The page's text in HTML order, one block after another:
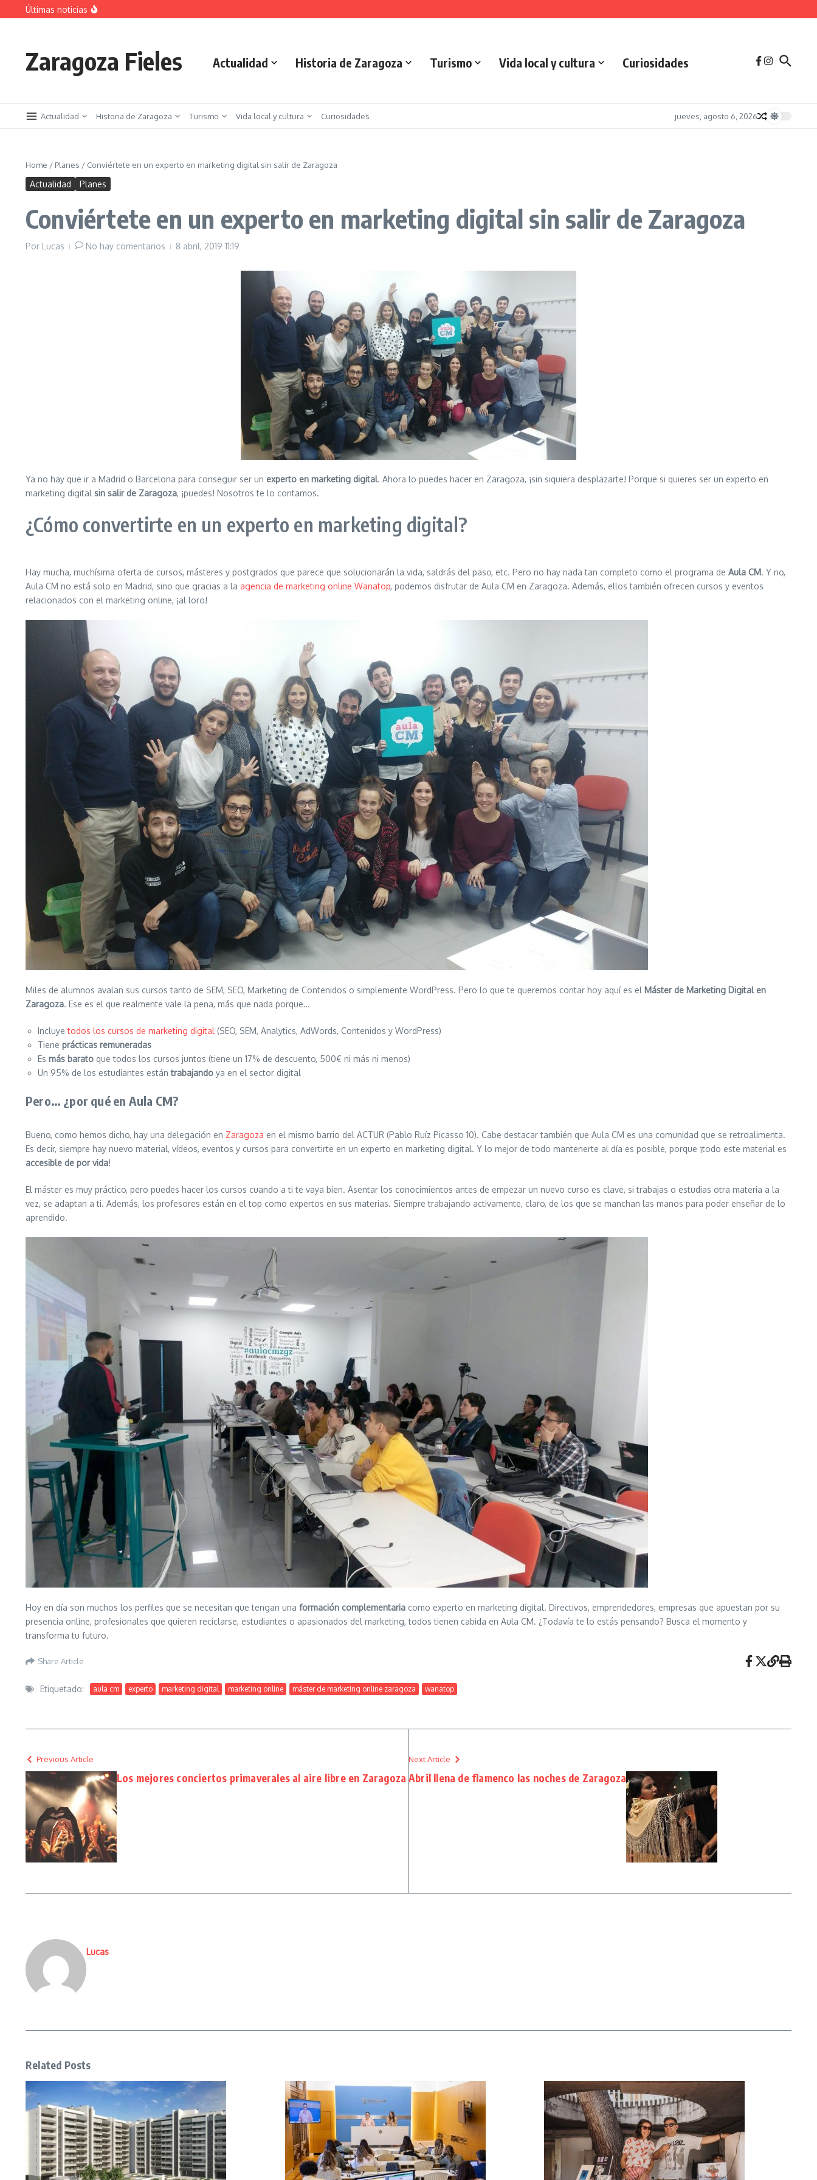
Saltar al contenido
Últimas noticias
Descubre el Parque del Agua Luis Buñuel: tu oasis urbano en Zaragoza
Zaragoza Fieles Actualidad Historia de Zaragoza Turismo Vida local y cultura Curiosidades
Actualidad Historia de Zaragoza Turismo Vida local y cultura Curiosidades jueves, agosto 6, 2026
Home / Planes / Conviértete en un experto en marketing digital sin salir de Zaragoza
Actualidad Planes
Conviértete en un experto en marketing digital sin salir de Zaragoza
Por Lucas No hay comentarios 8 abril, 2019 11:19
Ya no hay que ir a Madrid o Barcelona para conseguir ser un experto en marketing digital. Ahora lo puedes hacer en Zaragoza, ¡sin siquiera desplazarte! Porque si quieres ser un experto en
marketing digital sin salir de Zaragoza, ¡puedes! Nosotros te lo contamos.
¿Cómo convertirte en un experto en marketing digital?
Hay mucha, muchísima oferta de cursos, másteres y postgrados que parece que solucionarán la vida, saldrás del paso, etc. Pero no hay nada tan completo como el programa de Aula CM. Y no,
Aula CM no está solo en Madrid, sino que gracias a la agencia de marketing online Wanatop, podemos disfrutar de Aula CM en Zaragoza. Además, ellos también ofrecen cursos y eventos
relacionados con el marketing online, ¡al loro!
Miles de alumnos avalan sus cursos tanto de SEM, SEO, Marketing de Contenidos o simplemente WordPress. Pero lo que te queremos contar hoy aquí es el Máster de Marketing Digital en
Zaragoza. Ese es el que realmente vale la pena, más que nada porque…
Incluyetodos los cursos de marketing digital (SEO, SEM, Analytics, AdWords, Contenidos y WordPress)
Tiene prácticas remuneradas
Es más barato que todos los cursos juntos (tiene un 17% de descuento, 500€ ni más ni menos)
Un 95% de los estudiantes estántrabajando ya en el sector digital
Pero… ¿por qué en Aula CM?
Bueno, como hemos dicho, hay una delegación en Zaragoza en el mismo barrio del ACTUR (Pablo Ruíz Picasso 10). Cabe destacar también que Aula CM es una comunidad que se retroalimenta.
Es decir, siempre hay nuevo material, vídeos, eventos y cursos para convertirte en un experto en marketing digital. Y lo mejor de todo mantenerte al día es posible, porque ¡todo este material es
accesible de por vida!
El máster es muy práctico, pero puedes hacer los cursos cuando a ti te vaya bien. Asentar los conocimientos antes de empezar un nuevo curso es clave, si trabajas o estudias otra materia a la
vez, se adaptan a ti. Además, los profesores están en el top como expertos en sus materias. Siempre trabajando activamente, claro, de los que se manchan las manos para poder enseñar de lo
aprendido.
Hoy en día son muchos los perfiles que se necesitan que tengan una formación complementaria como experto en marketing digital. Directivos, emprendedores, empresas que apuestan por su
presencia online, profesionales que quieren reciclarse, estudiantes o apasionados del marketing, todos tienen cabida en Aula CM. ¿Todavía te lo estás pensando? Busca el momento y
transforma tu futuro.
Share Article
Etiquetado: aula cm experto marketing digital marketing online máster de marketing online zaragoza wanatop
Previous Article
Los mejores conciertos primaverales al aire libre en Zaragoza
Next Article
Abril llena de flamenco las noches de Zaragoza
Lucas
Related Posts